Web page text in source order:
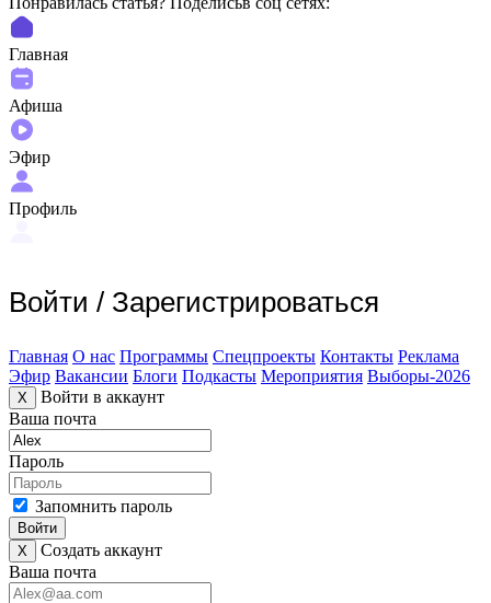
Главная
Афиша
Эфир
Профиль
Войти / Зарегистрироваться
Главная О нас Программы Спецпроекты Контакты Реклама
Эфир Вакансии Блоги Подкасты Мероприятия Выборы-2026
X
Войти в аккаунт
Ваша почта
Пароль
Запомнить пароль
Войти
X
Создать аккаунт
Ваша почта